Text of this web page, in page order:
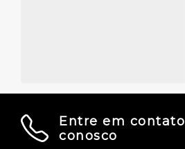
Entre em contato
conosco